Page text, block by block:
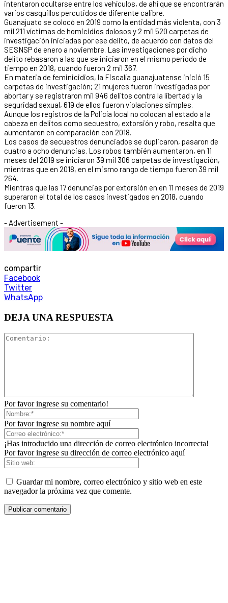
intentaron ocultarse entre los vehículos, de ahí que se encontrarán
varios casquillos percutidos de diferente calibre.
Guanajuato se colocó en 2019 como la entidad más violenta, con 3
mil 211 víctimas de homicidios dolosos y 2 mil 520 carpetas de
investigación iniciadas por ese delito, de acuerdo con datos del
SESNSP de enero a noviembre. Las investigaciones por dicho
delito rebasaron a las que se iniciaron en el mismo periodo de
tiempo en 2018, cuando fueron 2 mil 367.
En materia de feminicidios, la Fiscalía guanajuatense inició 15
carpetas de investigación; 21 mujeres fueron investigadas por
abortar y se registraron mil 946 delitos contra la libertad y la
seguridad sexual, 619 de ellos fueron violaciones simples.
Aunque los registros de la Policía local no colocan al estado a la
cabeza en delitos como secuestro, extorsión y robo, resalta que
aumentaron en comparación con 2018.
Los casos de secuestros denunciados se duplicaron, pasaron de
cuatro a ocho denuncias. Los robos también aumentaron, en 11
meses del 2019 se iniciaron 39 mil 306 carpetas de investigación,
mientras que en 2018, en el mismo rango de tiempo fueron 39 mil
264.
Mientras que las 17 denuncias por extorsión en en 11 meses de 2019
superaron el total de los casos investigados en 2018, cuando
fueron 13.
- Advertisement -
compartir
Facebook
Twitter
WhatsApp
DEJA UNA RESPUESTA
Por favor ingrese su comentario!
Por favor ingrese su nombre aquí
¡Has introducido una dirección de correo electrónico incorrecta!
Por favor ingrese su dirección de correo electrónico aquí
Guardar mi nombre, correo electrónico y sitio web en este
navegador la próxima vez que comente.